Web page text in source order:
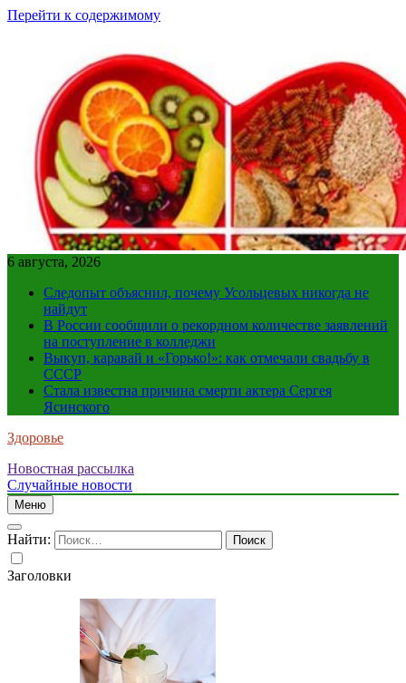
Перейти к содержимому
6 августа, 2026
Следопыт объяснил, почему Усольцевых никогда не
найдут
В России сообщили о рекордном количестве заявлений
на поступление в колледжи
Выкуп, каравай и «Горько!»: как отмечали свадьбу в
СССР
Стала известна причина смерти актера Сергея
Ясинского
Здоровье
Новостная рассылка
Случайные новости
Меню
Найти:
Заголовки